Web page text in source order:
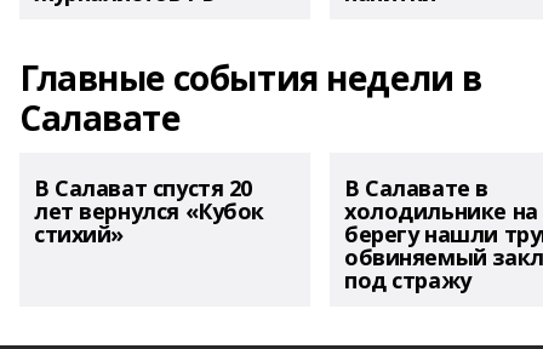
Главные события недели в
Салавате
В Салават спустя 20
лет вернулся «Кубок
стихий»
В Салавате в
холодильнике на
берегу нашли
обвиняемый
под стражу